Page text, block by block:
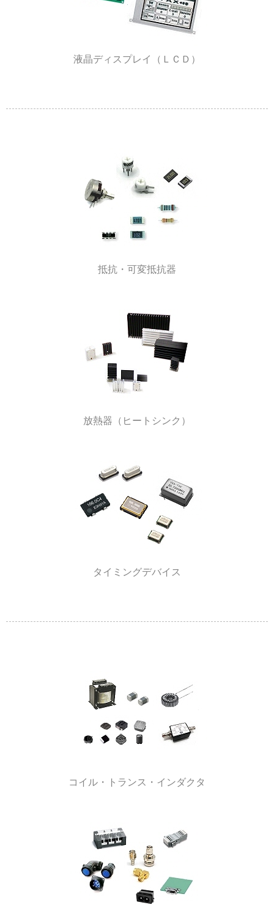
液晶ディスプレイ（ＬＣＤ）
抵抗・可変抵抗器
放熱器（ヒートシンク）
タイミングデバイス
コイル・トランス・インダクタ